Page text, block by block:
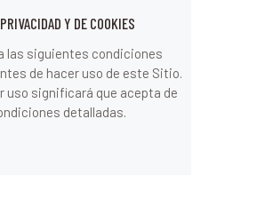
Y DE COOKIES
las siguientes condiciones
de hacer uso de este Sitio.
uso significará que acepta de
detalladas.